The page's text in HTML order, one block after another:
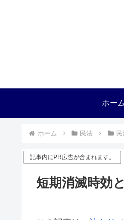
ホーム
ホーム 民法
記事内にPR広告が含まれます。
短期消滅時効